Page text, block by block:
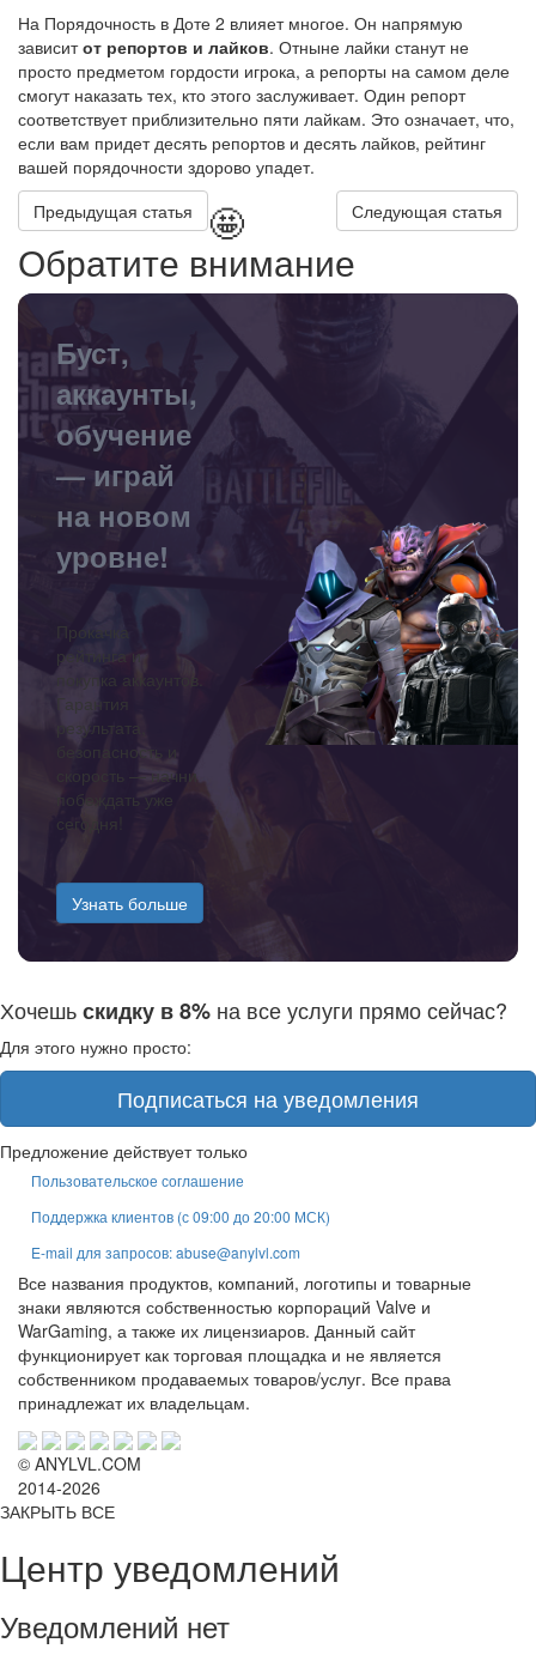
На Порядочность в Доте 2 влияет многое. Он напрямую
зависитот репортов и лайков. Отныне лайки станут не
просто предметом гордости игрока, а репорты на самом деле
смогут наказать тех, кто этого заслуживает. Один репорт
соответствует приблизительно пяти лайкам. Это означает, что,
если вам придет десять репортов и десять лайков, рейтинг
вашей порядочности здорово упадет.
Предыдущая статья
Следующая статья
🤩
Обратите внимание
Буст,
аккаунты,
обучение
— играй
на новом
уровне!
Прокачка
рейтинга и
покупка аккаунтов.
Гарантия
результата,
безопасность и
скорость — начни
побеждать уже
сегодня!
Узнать больше
Хочешьскидку в 8% на все услуги прямо сейчас?
Для этого нужно просто:
Подписаться на уведомления
Предложение действует только
Пользовательское соглашение
Поддержка клиентов (с 09:00 до 20:00 МСК)
E-mail для запросов: abuse@anylvl.com
Все названия продуктов, компаний, логотипы и товарные
знаки являются собственностью корпораций Valve и
WarGaming, а также их лицензиаров. Данный сайт
функционирует как торговая площадка и не является
собственником продаваемых товаров/услуг. Все права
принадлежат их владельцам.
© ANYLVL.COM
2014-2026
ЗАКРЫТЬ ВСЕ
Центр уведомлений
Уведомлений нет